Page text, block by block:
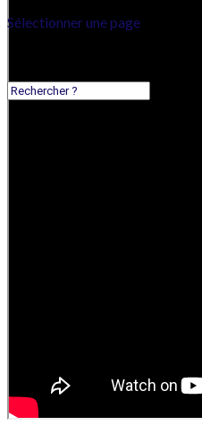
Sélectionner une page